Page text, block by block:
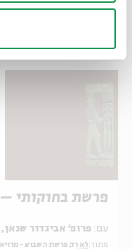
פרשת בחוקותי –
עם:
מתוך: לא רק פרשת השבוע -